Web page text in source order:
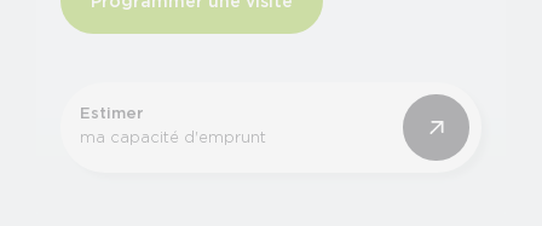
Estimer
ma capacité d'emprunt